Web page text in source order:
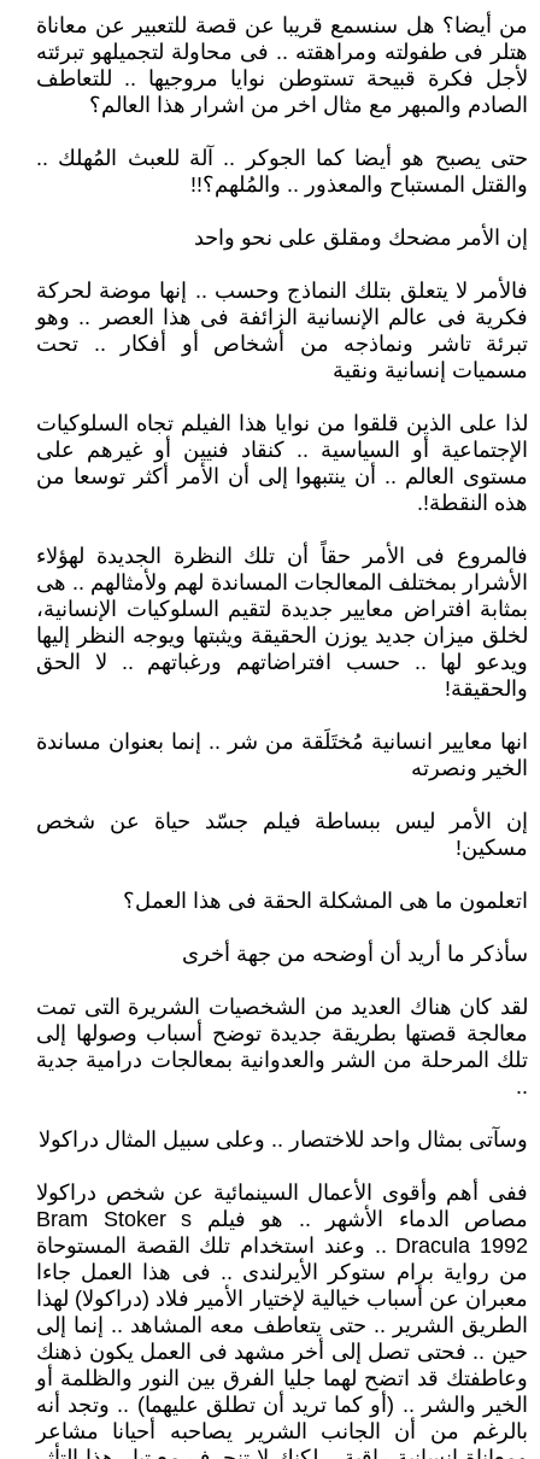
من أيضا؟ هل سنسمع قريبا عن قصة للتعبير عن معاناة
هتلر فى طفولته ومراهقته .. فى محاولة لتجميلهو تبرئته
لأجل فكرة قبيحة تستوطن نوايا مروجيها .. للتعاطف
الصادم والمبهر مع مثال اخر من اشرار هذا العالم؟
حتى يصبح هو أيضا كما الجوكر .. آلة للعبث المُهلك ..
والقتل المستباح والمعذور .. والمُلهم؟!!
إن الأمر مضحك ومقلق على نحو واحد
فالأمر لا يتعلق بتلك النماذج وحسب .. إنها موضة لحركة
فكرية فى عالم الإنسانية الزائفة فى هذا العصر .. وهو
تبرئة تاشر ونماذجه من أشخاص أو أفكار .. تحت
مسميات إنسانية ونقية
لذا على الذين قلقوا من نوايا هذا الفيلم تجاه السلوكيات
الإجتماعية أو السياسية .. كنقاد فنيين أو غيرهم على
مستوى العالم .. أن ينتبهوا إلى أن الأمر أكثر توسعا من
هذه النقطة!.
فالمروع فى الأمر حقاً أن تلك النظرة الجديدة لهؤلاء
الأشرار بمختلف المعالجات المساندة لهم ولأمثالهم .. هى
بمثابة افتراض معايير جديدة لتقيم السلوكيات الإنسانية،
لخلق ميزان جديد يوزن الحقيقة ويثبتها ويوجه النظر إليها
ويدعو لها .. حسب افتراضاتهم ورغباتهم .. لا الحق
والحقيقة!
انها معايير انسانية مُختَلَقة من شر .. إنما بعنوان مساندة
الخير ونصرته
إن الأمر ليس ببساطة فيلم جسّد حياة عن شخص
مسكين!
اتعلمون ما هى المشكلة الحقة فى هذا العمل؟
سأذكر ما أريد أن أوضحه من جهة أخرى
لقد كان هناك العديد من الشخصيات الشريرة التى تمت
معالجة قصتها بطريقة جديدة توضح أسباب وصولها إلى
تلك المرحلة من الشر والعدوانية بمعالجات درامية جدية
..
وسآتى بمثال واحد للاختصار .. وعلى سبيل المثال دراكولا
ففى أهم وأقوى الأعمال السينمائية عن شخص دراكولا
مصاص الدماء الأشهر .. هو فيلم Bram Stoker s
Dracula 1992 .. وعند استخدام تلك القصة المستوحاة
من رواية برام ستوكر الأيرلندى .. فى هذا العمل جاءا
معبران عن أسباب خيالية لإختيار الأمير فلاد (دراكولا) لهذا
الطريق الشرير .. حتى يتعاطف معه المشاهد .. إنما إلى
حين .. فحتى تصل إلى أخر مشهد فى العمل يكون ذهنك
وعاطفتك قد اتضح لهما جليا الفرق بين النور والظلمة أو
الخير والشر .. (أو كما تريد أن تطلق عليهما) .. وتجد أنه
بالرغم من أن الجانب الشرير يصاحبه أحيانا مشاعر